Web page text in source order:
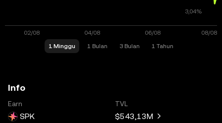
1 Minggu 1 Bulan 3 Bulan 1 Tahun
Info
Earn
SPK
TVL
$543,13M